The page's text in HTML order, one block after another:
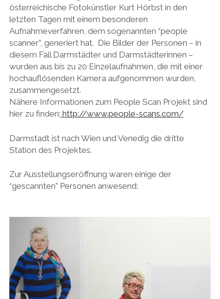
österreichische Fotokünstler Kurt Hörbst in den
letzten Tagen mit einem besonderen
Aufnahmeverfahren, dem sogenannten “people
scanner”, generiert hat. Die Bilder der Personen – in
diesem Fall Darmstädter und Darmstädterinnen –
wurden aus bis zu 20 Einzelaufnahmen, die mit einer
hochauflösenden Kamera aufgenommen wurden,
zusammengesetzt.
Nähere Informationen zum People Scan Projekt sind
hier zu finden: http://www.people-scans.com/
Darmstadt ist nach Wien und Venedig die dritte
Station des Projektes.
Zur Ausstellungseröffnung waren einige der
“gescannten” Personen anwesend: